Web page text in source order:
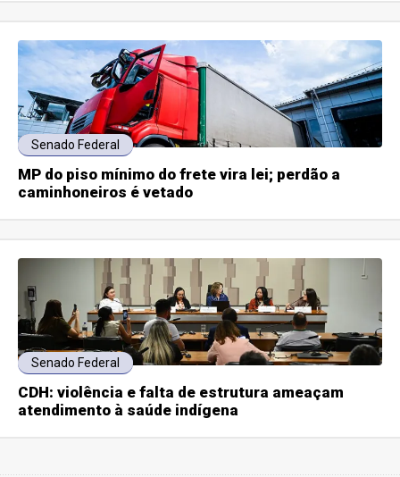
Senado Federal
MP do piso mínimo do frete vira lei; perdão a
caminhoneiros é vetado
Senado Federal
CDH: violência e falta de estrutura ameaçam
atendimento à saúde indígena